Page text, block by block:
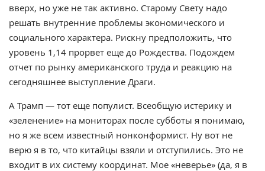
вверх, но уже не так активно. Старому Свету надо
решать внутренние проблемы экономического и
социального характера. Рискну предположить, что
уровень 1,14 прорвет еще до Рождества. Подождем
отчет по рынку американского труда и реакцию на
сегодняшнее выступление Драги.
А Трамп — тот еще популист. Всеобщую истерику и
«зеленение» на мониторах после субботы я понимаю,
но я же всем известный нонконформист. Ну вот не
верю я в то, что китайцы взяли и отступились. Это не
входит в их систему координат. Мое «неверье» (да, я в